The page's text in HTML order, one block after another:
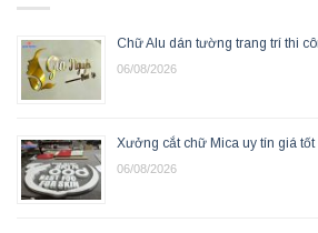
Chữ Alu dán tường trang trí thi
06/08/2026
Xưởng cắt chữ Mica uy tín giá tốt
06/08/2026